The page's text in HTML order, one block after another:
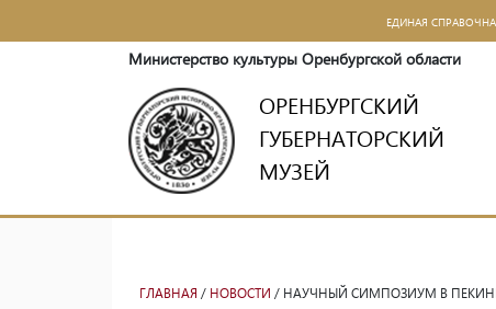
ЕДИНАЯ
Министерство культуры Оренбургской области
ОРЕНБУРГСКИЙ
ГУБЕРНАТОРСКИЙ
МУЗЕЙ
ГЛАВНАЯ / НОВОСТИ / НАУЧНЫЙ СИМПОЗИУМ В